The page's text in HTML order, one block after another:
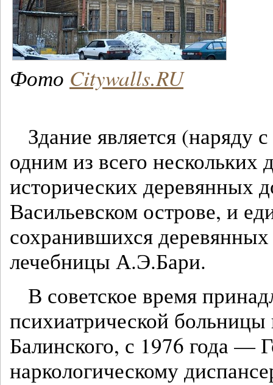
Фото Citywalls.RU
Здание является (наряду
одним из всего
исторических деревянных
Васильевском острове, и
сохранившихся
лечебницы А.Э.Бари.
В советское время
психиатрической
Балинского, с 1976 года —
наркологическому